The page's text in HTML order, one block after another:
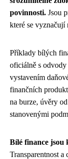
povinnosti. Jsou
které se
Příklady bílých
oficiálně s
vystavením
finančních
na burze, úvěry
stanovenými
Bílé finance jsou
Transparentnost